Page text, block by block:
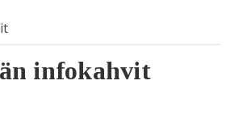
infokahvit